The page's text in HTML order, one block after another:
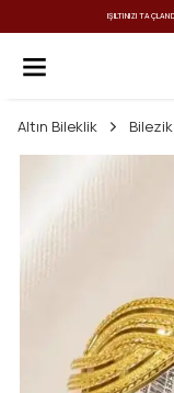
IŞILTINIZI
Altın Bileklik Bilezik